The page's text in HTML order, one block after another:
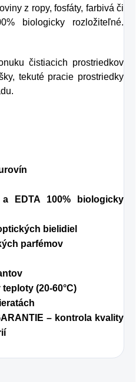
z ropy, fosfáty, farbivá či
biologicky rozložiteľné.
čistiacich prostriedkov
tekuté pracie prostriedky
EDTA 100% biologicky
bielidiel
parfémov
(20-60°C)
– kontrola kvality